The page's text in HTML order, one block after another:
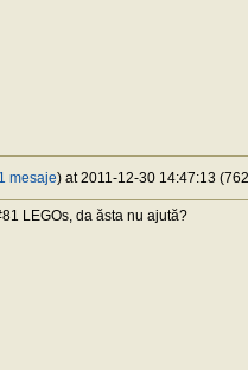
1 mesaje) at 2011-12-30 14:47:13
LEGOs, da ăsta nu ajută?